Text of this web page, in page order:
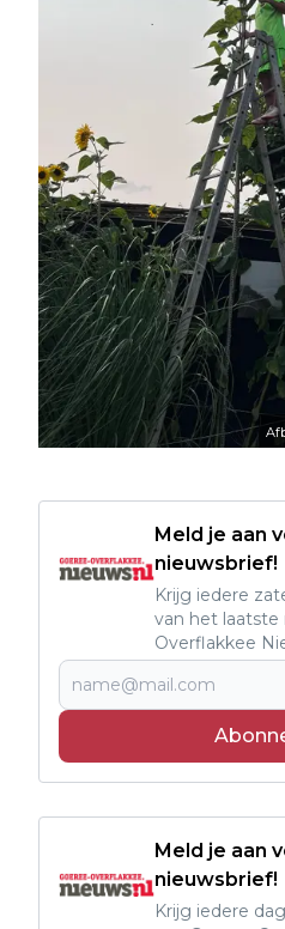
Meld je aan
nieuwsbrief!
Krijg iedere
van het laatste
Overflakkee
Meld je aan
nieuwsbrief!
Krijg iedere